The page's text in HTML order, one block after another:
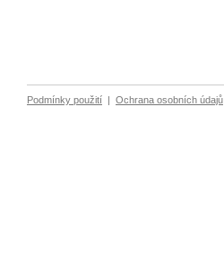
Podmínky použití Ochrana osobních údajů